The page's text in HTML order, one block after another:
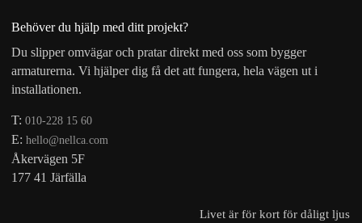
Behöver du hjälp med ditt projekt?
Du slipper omvägar och pratar direkt med oss som bygger
armaturerna. Vi hjälper dig få det att fungera, hela vägen ut i
installationen.
T: 010-228 15 60
E: hello@nellca.com
Åkervägen 5F
177 41 Järfälla
Livet är för kort för dåligt ljus